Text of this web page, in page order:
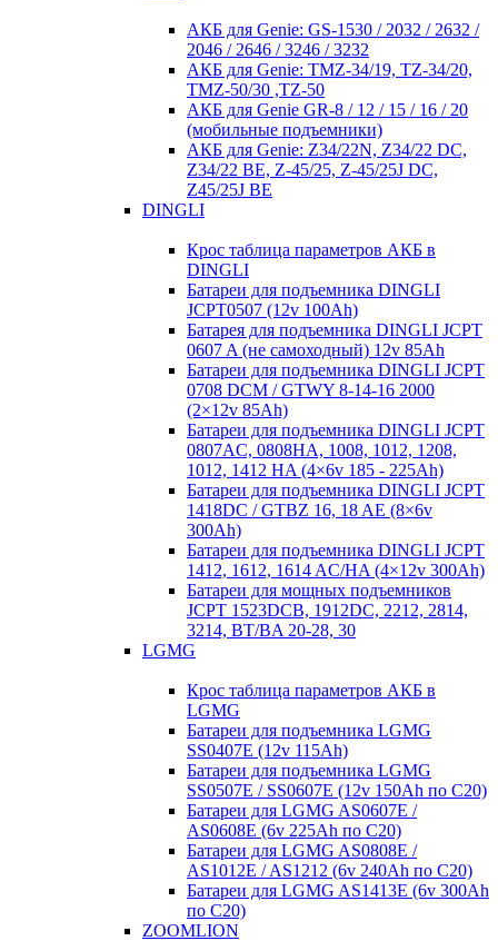
АКБ для Genie: GS-1530 / 2032 / 2632 /
2046 / 2646 / 3246 / 3232
АКБ для Genie: TMZ-34/19, TZ-34/20,
TMZ-50/30 ,TZ-50
АКБ для Genie GR-8 / 12 / 15 / 16 / 20
(мобильные подъемники)
АКБ для Genie: Z34/22N, Z34/22 DC,
Z34/22 BE, Z-45/25, Z-45/25J DC,
Z45/25J BE
DINGLI
Крос таблица параметров АКБ в
DINGLI
Батареи для подъемника DINGLI
JCPT0507 (12v 100Ah)
Батарея для подъемника DINGLI JCPT
0607 A (не самоходный) 12v 85Ah
Батареи для подъемника DINGLI JCPT
0708 DCM / GTWY 8-14-16 2000
(2×12v 85Ah)
Батареи для подъемника DINGLI JCPT
0807AC, 0808HA, 1008, 1012, 1208,
1012, 1412 HA (4×6v 185 - 225Ah)
Батареи для подъемника DINGLI JCPT
1418DC / GTBZ 16, 18 AE (8×6v
300Ah)
Батареи для подъемника DINGLI JCPT
1412, 1612, 1614 AC/HA (4×12v 300Ah)
Батареи для мощных подъемников
JCPT 1523DCB, 1912DC, 2212, 2814,
3214, BT/BA 20-28, 30
LGMG
Крос таблица параметров АКБ в
LGMG
Батареи для подъемника LGMG
SS0407E (12v 115Ah)
Батареи для подъемника LGMG
SS0507E / SS0607E (12v 150Ah по С20)
Батареи для LGMG AS0607E /
AS0608E (6v 225Ah по С20)
Батареи для LGMG AS0808E /
AS1012E / AS1212 (6v 240Ah по С20)
Батареи для LGMG AS1413E (6v 300Ah
по С20)
ZOOMLION